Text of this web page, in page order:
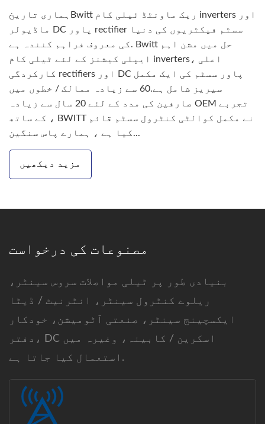
ہماری تاریخBwitt ریک ماونٹڈ ٹیلی کام inverters اور
ماڈیولر DC پاور rectifier سسٹم فیکٹریوں کی دنیا
کی معروف فراہم کنندہ ہے. Bwitt حل میں مشن اہم
ایپلی کیشنز کے لئے ٹیلی کام inverters، اعلی
کارکردگی rectifiers اور DC پاور سسٹم کی ایک مکمل
سیریز شامل ہے.60 سے زیادہ ممالک / خطوں میں
صارفین کی مدد کے لئے 20 سال سے زیادہ OEM تجربے
کے ساتھ ، BWITT نے مکمل کوالٹی کنٹرول سسٹم قائم
کیا ہے ، ہمارے پاس سنگین...
مزید دیکھیں
مصنوعات کی درخواست
بنیادی طور پر ٹیلی مواصلات سروس سینٹر،
ریلوے کنٹرول سینٹر، انٹرنیٹ / ڈیٹا
ایکسچینج سینٹر، صنعتی آٹومیشن، خودکار
دفتر، DC اسکرین / کابینہ، وغیرہ میں
استعمال کیا جاتا ہے.